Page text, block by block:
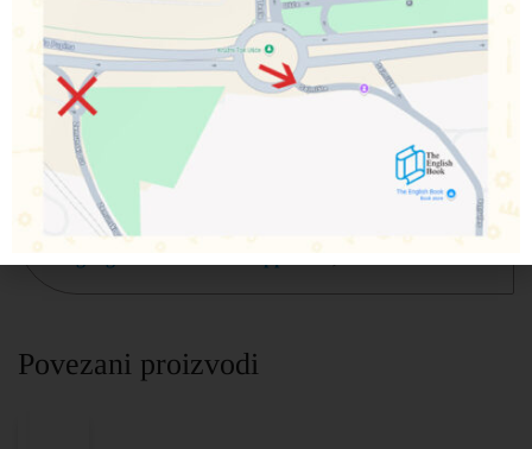
radna sveska sa ili bez rešenja sa kodom za audio sadržaj i
digitalnu radnu svesku, priručnik za nastavnike sa kodom
za digitalnu formu priručnika, i kodom za aplikaciju za
nastavnike gde se nalaze: Classroom Presentation Kit,
video resursi, dodatni materijali, test generator i kod za
aplikaciju iz udžbenika.
Sample pages, scope and sequence
Student’s app video
Language Hub Teacher’s App video
Povezani proizvodi